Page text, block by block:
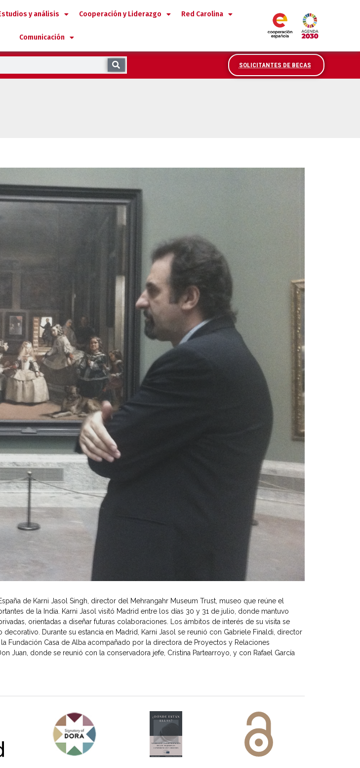
y análisis Cooperación y Liderazgo Red Carolina
Comunicación
SOLICITANTES DE BECAS
de Karni Jasol Singh, director del Mehrangahr Museum Trust, museo que reúne el
de la India. Karni Jasol visitó Madrid entre los días 30 y 31 de julio, donde mantuvo
orientadas a diseñar futuras colaboraciones. Los ámbitos de interés de su visita se
Durante su estancia en Madrid, Karni Jasol se reunió con Gabriele Finaldi, director
Fundación Casa de Alba acompañado por la directora de Proyectos y Relaciones
Juan, donde se reunió con la conservadora jefe, Cristina Partearroyo, y con Rafael García